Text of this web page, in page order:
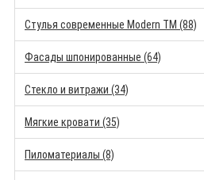
Стулья современные Modern TM (88)
Фасады шпонированные (64)
Стекло и витражи (34)
Мягкие кровати (35)
Пиломатериалы (8)